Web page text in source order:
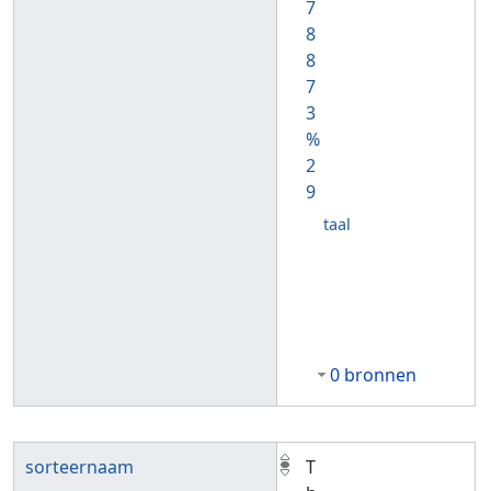
7
8
8
7
3
%
2
9
taal
0 bronnen
sorteernaam
T